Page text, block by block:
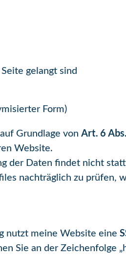
gelangt sind
Form)
Grundlage vonArt. 6
Website.
der Daten findet nicht
nachträglich zu
nutzt meine Website eine
Sie an der Zeichenfolge